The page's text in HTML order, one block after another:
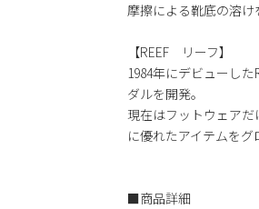
摩擦による靴底の溶け
【REEF リーフ】
1984年にデビューし
ダルを開発。
現在はフットウェア
に優れたアイテムをグ
■商品詳細